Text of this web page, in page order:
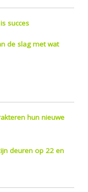
succes
de slag met wat
hun nieuwe
deuren op 22 en